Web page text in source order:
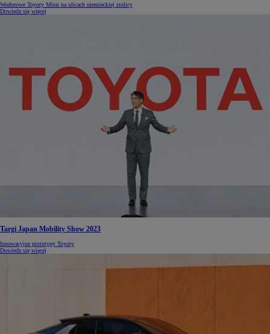
Wodorowe Toyoty Mirai na ulicach niemieckiej stolicy
Dowiedz się więcej
Targi Japan Mobility Show 2023
Innowacyjne prototypy Toyoty
Dowiedz się więcej